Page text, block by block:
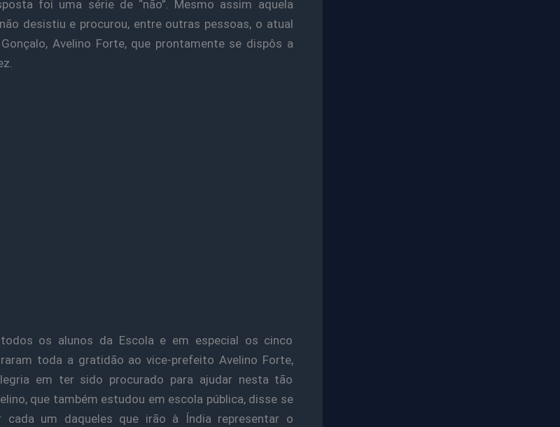
foi uma série de “não”. Mesmo assim aquela
desistiu e procurou, entre outras pessoas, o atual
Avelino Forte, que prontamente se dispôs a
os alunos da Escola e em especial os cinco
toda a gratidão ao vice-prefeito Avelino Forte,
em ter sido procurado para ajudar nesta tão
que também estudou em escola pública, disse se
cada um daqueles que irão à Índia representar o